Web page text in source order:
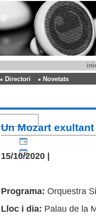
Directori Novetats
Un Mozart exultant
15/10/2020 |
Programa: Orquestra
Lloc i dia: Palau de la